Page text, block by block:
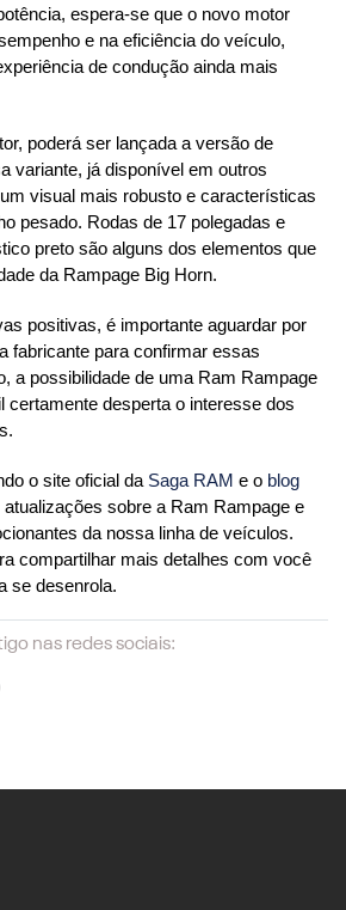
espera-se que o novo motor
e na eficiência do veículo,
de condução ainda mais
poderá ser lançada a versão de
variante, já disponível em outros
visual mais robusto e características
pesado. Rodas de 17 polegadas e
preto são alguns dos elementos que
da Rampage Big Horn.
positivas, é importante aguardar por
fabricante para confirmar essas
a possibilidade de uma Ram Rampage
certamente desperta o interesse dos
o site oficial da Saga RAM e o
sobre a Ram Rampage e
da nossa linha de veículos.
compartilhar mais detalhes com você
se desenrola.
nas redes sociais: